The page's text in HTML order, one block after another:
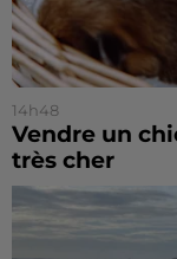
14h48
Vendre un
très cher